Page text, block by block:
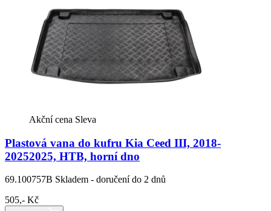
Akční cena Sleva
Plastová vana do kufru Kia Ceed III, 2018-
20252025, HTB, horní dno
69.100757B Skladem - doručení do 2 dnů
505,- Kč